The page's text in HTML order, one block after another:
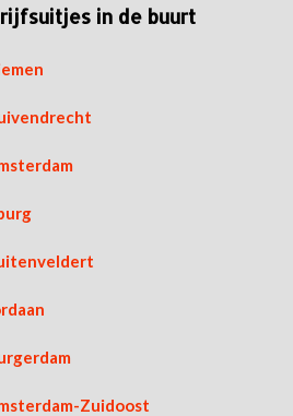
in de buurt
Zuidoost